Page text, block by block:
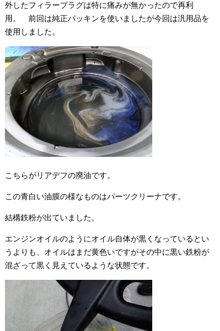
外したフィラープラグは特に痛みが無かったので再利
用。 前回は純正パッキンを使いましたが今回は汎用品を
使用しました。
こちらがリアデフの廃油です。
この青白い油膜の様なものはパーツクリーナです。
結構鉄粉が出ていました。
エンジンオイルのようにオイル自体が黒くなっているとい
うよりも、オイルはまだ黄色いですがその中に黒い鉄粉が
混ざって黒く見えているような状態です。